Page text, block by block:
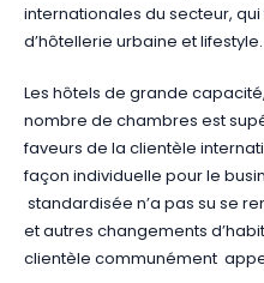
internationales du secteur,
d’hôtellerie urbaine et lifestyle.
Les hôtels de grande
nombre de chambres est
faveurs de la clientèle
façon individuelle pour le
standardisée n’a pas su se
et autres changements
clientèle communément